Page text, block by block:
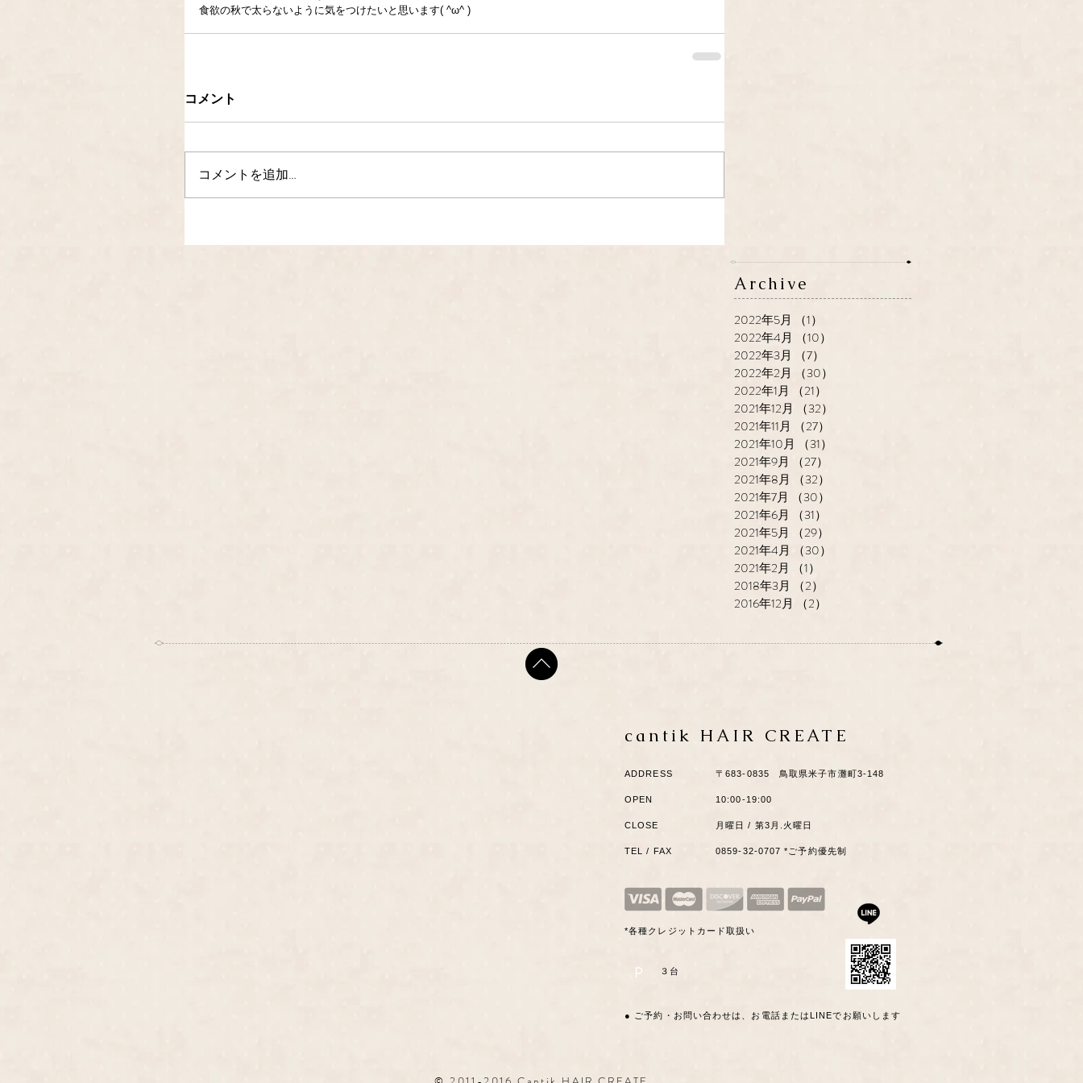
食欲の秋で太らないように気をつけたいと思います( ^ω^ )
コメント
コメントを追加…
Archive
2022年5月 （1）
2022年4月
（10）
2022年3月
（7）
2022年2月
（30）
2022年1月
（21）
2021年12月
（32）
2021年11月
（27）
2021年10月
（31）
2021年9月
（27）
2021年8月
（32）
2021年7月
（30）
2021年6月
（31）
2021年5月
（29）
2021年4月
（30）
2021年2月
（1）
2018年3月
（2）
2016年12月
（2）
cantik HAIR CREATE
ADDRESS ​〒683-0835 鳥取県米子市灘町3-148
OPEN 10:00-19:00
CLOSE 月曜日 / 第3月.火曜日
TEL / FAX 0859-32-0707 *ご予約優先制
*各種クレジットカード取扱い
P ​３台
● ご予約・お問い合わせは、お電話またはLINEでお願いします